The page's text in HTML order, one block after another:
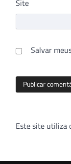
Site
Salvar
Este site utiliza